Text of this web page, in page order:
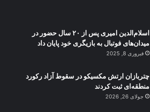
اسلام‌الدین امیری پس از ۲۰ سال حضور در
میدان‌های فوتبال به بازیگری خود پایان داد
فبروری 8, 2025
چتربازان ارتش مکسیکو در سقوط آزاد رکورد
منطقه‌ای ثبت کردند
جولای 26, 2026